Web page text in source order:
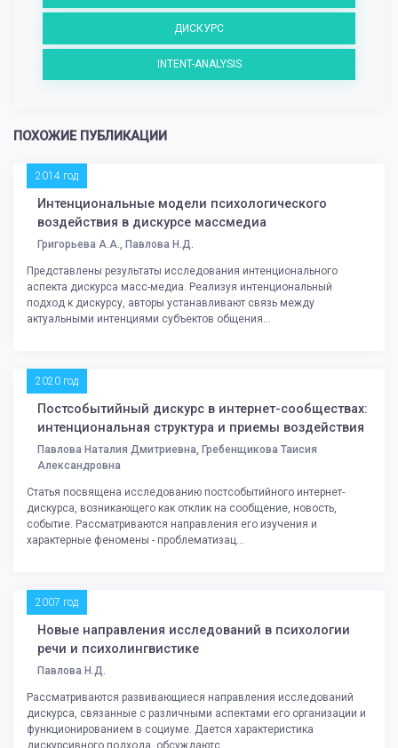
ДИСКУРС
INTENT-ANALYSIS
ПОХОЖИЕ ПУБЛИКАЦИИ
2014 год
Интенциональные модели психологического
воздействия в дискурсе массмедиа
Григорьева А.А., Павлова Н.Д.
Представлены результаты исследования интенционального
аспекта дискурса масс-медиа. Реализуя интенциональный
подход к дискурсу, авторы устанавливают связь между
актуальными интенциями субъектов общения...
2020 год
Постсобытийный дискурс в интернет-сообществах:
интенциональная структура и приемы воздействия
Павлова Наталия Дмитриевна, Гребенщикова Таисия
Александровна
Статья посвящена исследованию постсобытийного интернет-
дискурса, возникающего как отклик на сообщение, новость,
событие. Рассматриваются направления его изучения и
характерные феномены - проблематизац...
2007 год
Новые направления исследований в психологии
речи и психолингвистике
Павлова Н.Д.
Рассматриваются развивающиеся направления исследований
дискурса, связанные с различными аспектами его организации и
функционированием в социуме. Дается характеристика
дискурсивного подхода, обсуждаютс...